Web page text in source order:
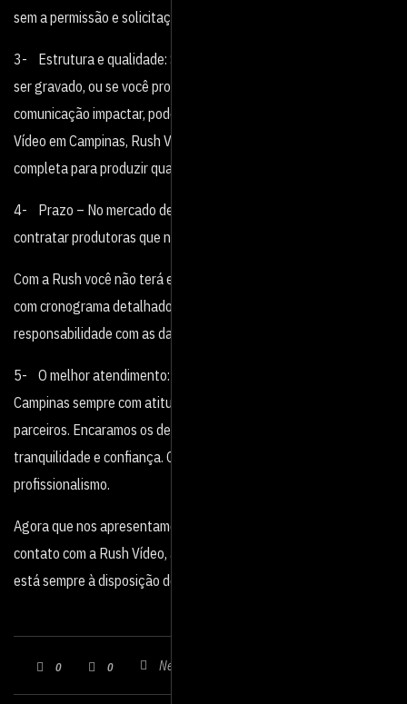
sem a permissão e solicitação do cliente.
3- Estrutura e qualidade: Se seu vídeo precisa de estúdio para
ser gravado, ou se você procura um locutor incrível para a sua
comunicação impactar, pode contar conosco, com a Produtora de
Vídeo em Campinas, Rush Vídeo você encontra a estrutura
completa para produzir qualquer tipo de vídeo que imaginar.
4- Prazo – No mercado de produção de vídeo é muito comum
contratar produtoras que não cumprem os prazos combinados.
Com a Rush você não terá esse problema, sempre trabalhamos
com cronograma detalhados, com datas factíveis e
responsabilidade com as datas de entrega de cada etapa.
5- O melhor atendimento: Somos uma produtora de vídeo em
Campinas sempre com atitudes positivas com nossos clientes e
parceiros. Encaramos os desafios e as dificuldades com
tranquilidade e confiança. Conheça nossa competência e
profissionalismo.
Agora que nos apresentamos, fique a vontade para entrar em
contato com a Rush Vídeo, a produtora de vídeo em Campinas que
está sempre à disposição de seus clientes.
0 0 Nenhum comentário